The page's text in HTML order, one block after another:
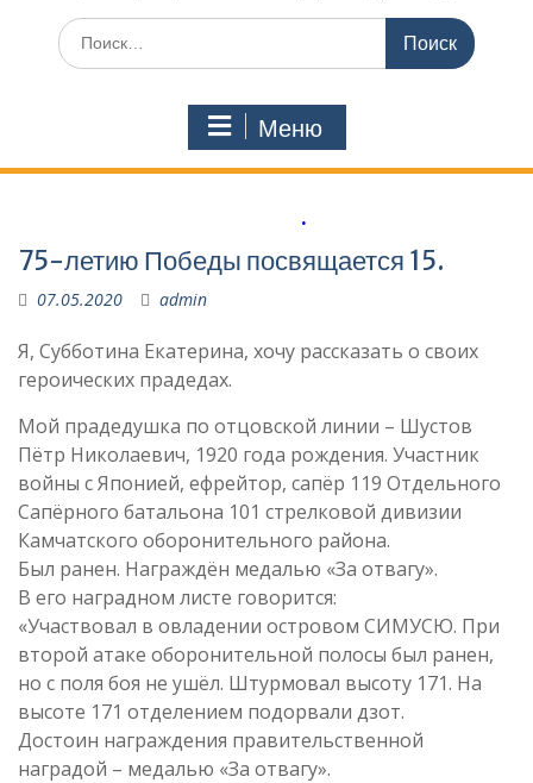
Поиск
по:
Меню
75-летию Победы посвящается 15.
07.05.2020 admin
Я, Субботина Екатерина, хочу рассказать о своих
героических прадедах.
Мой прадедушка по отцовской линии – Шустов
Пётр Николаевич, 1920 года рождения. Участник
войны с Японией, ефрейтор, сапёр 119 Отдельного
Сапёрного батальона 101 стрелковой дивизии
Камчатского оборонительного района.
Был ранен. Награждён медалью «За отвагу».
В его наградном листе говорится:
«Участвовал в овладении островом СИМУСЮ. При
второй атаке оборонительной полосы был ранен,
но с поля боя не ушёл. Штурмовал высоту 171. На
высоте 171 отделением подорвали дзот.
Достоин награждения правительственной
наградой – медалью «За отвагу».